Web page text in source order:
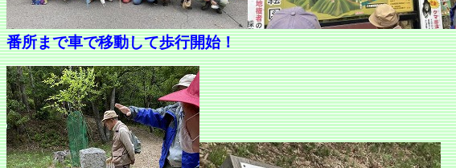
番所まで車で移動して歩行開始！